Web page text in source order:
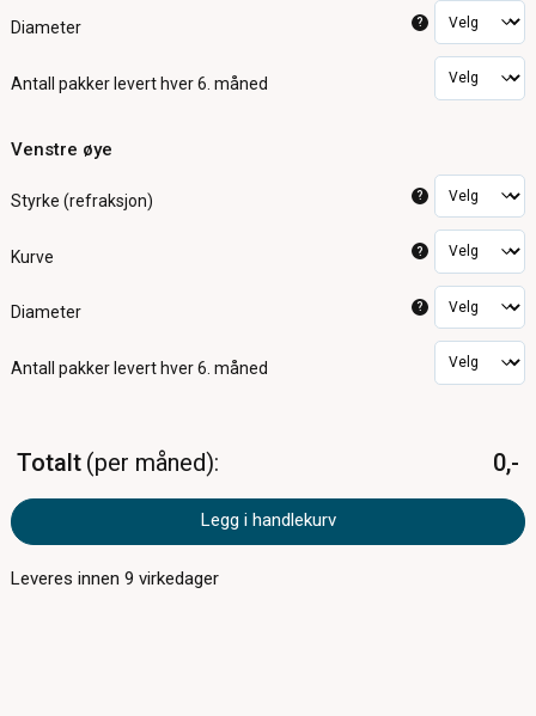
Diameter ?
Antall pakker levert hver 6. måned
Venstre øye
Styrke (refraksjon) ?
Kurve ?
Diameter ?
Antall pakker levert hver 6. måned
Totalt per måned 0,-
Legg i handlekurv
Leveres innen9 virkedager